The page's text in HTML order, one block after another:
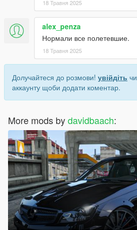
18 Травня 2025
alex_penza
Нормали все полетевшие.
18 Травня 2025
Долучайтеся до розмови! увійдіть чи
аккаунту щоби додати коментар.
More mods bydavidbaach: